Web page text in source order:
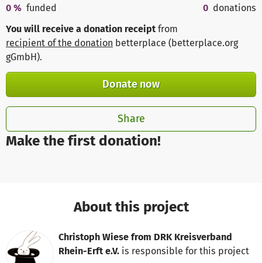
Make the first donation!
0 % funded 0 donations
You will receive a donation receipt from
recipient of the donation betterplace (betterplace.org
gGmbH).
Donate now
Share
About this project
Christoph Wiese from DRK Kreisverband
Rhein-Erft e.V. is responsible for this project